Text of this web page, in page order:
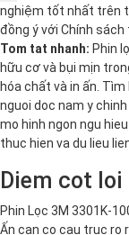
nghiệm tốt nhất trên
đồng ý với Chính sách
Tom tat nhanh: Phin
hữu cơ và bụi mịn
hóa chất và in ấn.
nguoi doc nam y
mo hinh ngon ngu
thuc hien va du lieu
Diem cot loi
Phin Lọc 3M 3301K-
Ấn can co cau truc ro